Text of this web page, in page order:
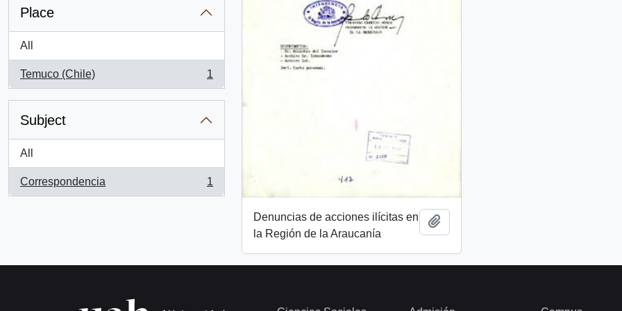
Place
All
Temuco (Chile)
, 1 results
1
Subject
All
Correspondencia
, 1 results
1
Denuncias de acciones ilícitas en
la Región de la Araucanía